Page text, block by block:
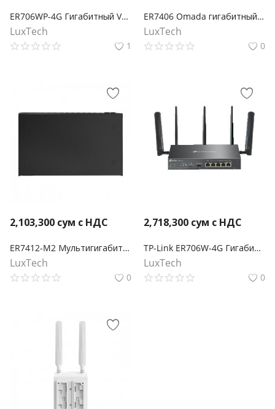
ER706WP-4G Гигабитный VPN-шлюз Omada 4G+ Cat6 AX3000 с 4 портами PoE+
LuxTech
1
ER7406 Omada гигабитный Multi-WAN VPN‑маршрутизатор монтируемый в стойку
LuxTech
0
2,103,300 сум с НДС
ER7412-M2 Мультигигабитный VPN-шлюз Omada
LuxTech
0
2,718,300 сум с НДС
TP-Link ER706W-4G Гигабитный VPN-маршрутизатор Omada 4G+ Cat6 AX3000
LuxTech
0